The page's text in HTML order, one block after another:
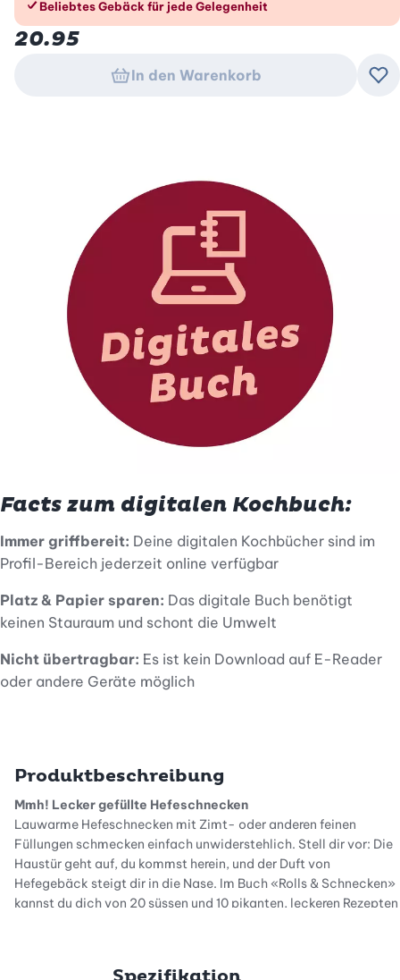
Beliebtes Gebäck für jede Gelegenheit
20.95
In den Warenkorb
Facts zum digitalen Kochbuch:
Immer griffbereit: Deine digitalen Kochbücher sind im
Profil-Bereich jederzeit online verfügbar
Platz & Papier sparen: Das digitale Buch benötigt
keinen Stauraum und schont die Umwelt
Nicht übertragbar: Es ist kein Download auf E-Reader
oder andere Geräte möglich
Produktbeschreibung
Mmh! Lecker gefüllte Hefeschnecken
Lauwarme Hefeschnecken mit Zimt- oder anderen feinen
Füllungen schmecken einfach unwiderstehlich. Stell dir vor: Die
Haustür geht auf, du kommst herein, und der Duft von
Hefegebäck steigt dir in die Nase. Im Buch «Rolls & Schnecken»
kannst du dich von 20 süssen und 10 pikanten, leckeren Rezepten